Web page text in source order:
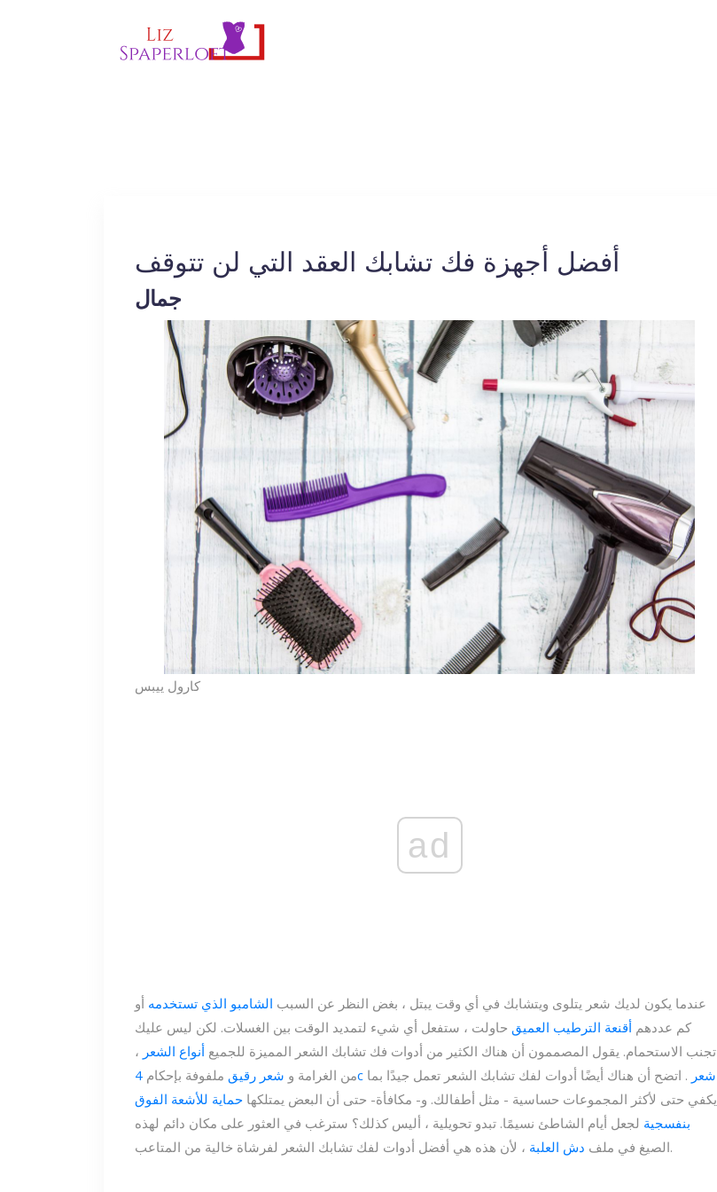
أفضل أجهزة فك تشابك العقد التي لن تتوقف
جمال
كارول ييبس
ad
عندما يكون لديك شعر يتلوى ويتشابك في أي وقت يبتل ، بغض النظر عن السبب الشامبو الذي تستخدمه أو
كم عددهم أقنعة الترطيب العميق حاولت ، ستفعل أي شيء لتمديد الوقت بين الغسلات. لكن ليس عليك
تجنب الاستحمام. يقول المصممون أن هناك الكثير من أدوات فك تشابك الشعر المميزة للجميع أنواع الشعر ،
من الغرامة و شعر رقيق ملفوفة بإحكام 4c شعر . اتضح أن هناك أيضًا أدوات لفك تشابك الشعر تعمل جيدًا بما
يكفي حتى لأكثر المجموعات حساسية - مثل أطفالك. و- مكافأة- حتى أن البعض يمتلكها حماية للأشعة الفوق
بنفسجية لجعل أيام الشاطئ نسيمًا. تبدو تحويلية ، أليس كذلك؟ سترغب في العثور على مكان دائم لهذه
الصيغ في ملف دش العلبة ، لأن هذه هي أفضل أدوات لفك تشابك الشعر لفرشاة خالية من المتاعب.